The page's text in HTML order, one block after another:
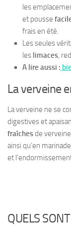
les
et pousse
frais en été.
Les seules
les limaces,
A lire aussi :
La verveine
La verveine ne se
digestives et
fraîchesde
ainsi qu’en
et
QUELS